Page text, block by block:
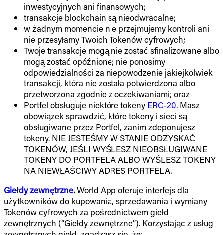
inwestycyjnych ani finansowych;
transakcje blockchain są nieodwracalne;
w żadnym momencie nie przejmujemy kontroli ani
nie przesyłamy Twoich Tokenów cyfrowych;
Twoje transakcje mogą nie zostać sfinalizowane albo
mogą zostać opóźnione; nie ponosimy
odpowiedzialności za niepowodzenie jakiejkolwiek
transakcji, która nie została potwierdzona albo
przetworzona zgodnie z oczekiwaniami; oraz
Portfel obsługuje niektóre tokeny ERC-20. Masz
obowiązek sprawdzić, które tokeny i sieci są
obsługiwane przez Portfel, zanim zdeponujesz
tokeny. NIE JESTEŚMY W STANIE ODZYSKAĆ
TOKENÓW, JEŚLI WYŚLESZ NIEOBSŁUGIWANE
TOKENY DO PORTFELA ALBO WYŚLESZ TOKENY
NA NIEWŁAŚCIWY ADRES PORTFELA.
Giełdy zewnętrzne.World App oferuje interfejs dla
użytkowników do kupowania, sprzedawania i wymiany
Tokenów cyfrowych za pośrednictwem giełd
zewnętrznych (“Giełdy zewnętrzne”). Korzystając z usług